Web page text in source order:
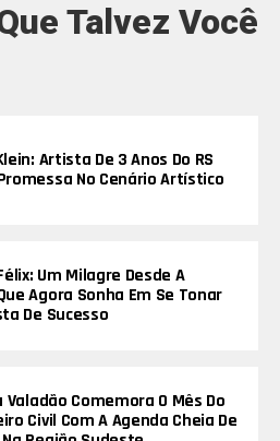
Talvez Você
Artista De 3 Anos Do RS
No Cenário Artístico
Um Milagre Desde A
Agora Sonha Em Se Tonar
De Sucesso
Valadão Comemora O Mês Do
Civil Com A Agenda Cheia De